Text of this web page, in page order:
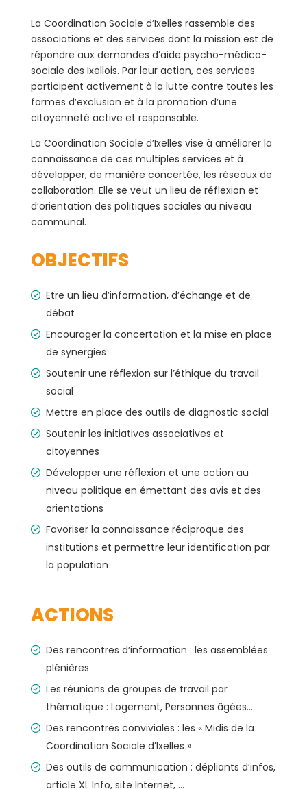
La Coordination Sociale d’Ixelles rassemble des
associations et des services dont la mission est de
répondre aux demandes d’aide psycho-médico-
sociale des Ixellois. Par leur action, ces services
participent activement à la lutte contre toutes les
formes d’exclusion et à la promotion d’une
citoyenneté active et responsable.
La Coordination Sociale d’Ixelles vise à améliorer la
connaissance de ces multiples services et à
développer, de manière concertée, les réseaux de
collaboration. Elle se veut un lieu de réflexion et
d’orientation des politiques sociales au niveau
communal.
OBJECTIFS
Etre un lieu d’information, d’échange et de
débat
Encourager la concertation et la mise en place
de synergies
Soutenir une réflexion sur l’éthique du travail
social
Mettre en place des outils de diagnostic social
Soutenir les initiatives associatives et
citoyennes
Développer une réflexion et une action au
niveau politique en émettant des avis et des
orientations
Favoriser la connaissance réciproque des
institutions et permettre leur identification par
la population
ACTIONS
Des rencontres d’information : les assemblées
plénières
Les réunions de groupes de travail par
thématique : Logement, Personnes âgées…
Des rencontres conviviales : les « Midis de la
Coordination Sociale d’Ixelles »
Des outils de communication : dépliants d’infos,
article XL Info, site Internet, …